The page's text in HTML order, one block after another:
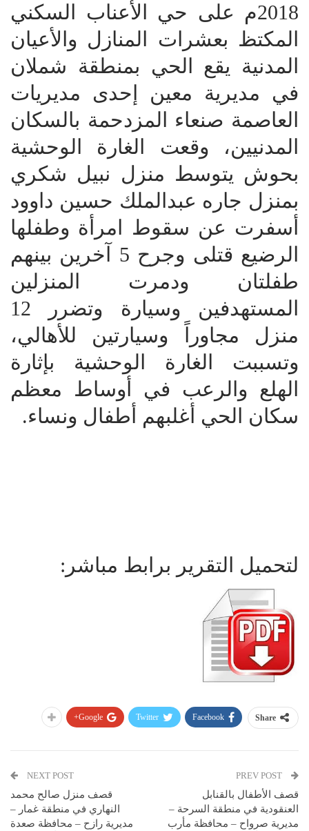
2018م على حي الأعناب السكني
المكتظ بعشرات المنازل والأعيان
المدنية يقع الحي بمنطقة شملان
في مديرية معين إحدى مديريات
العاصمة صنعاء المزدحمة بالسكان
المدنيين، وقعت الغارة الوحشية
بحوش يتوسط منزل نبيل شكري
بمنزل جاره عبدالملك حسين داوود
أسفرت عن سقوط امرأة وطفلها
الرضيع قتلى وجرح 5 آخرين بينهم
طفلتان ودمرت المنزلين
المستهدفين وسيارة وتضرر 12
منزل مجاوراً وسيارتين للأهالي،
وتسببت الغارة الوحشية بإثارة
الهلع والرعب في أوساط معظم
سكان الحي أغلبهم أطفال ونساء.
لتحميل التقرير برابط مباشر:
Share
Facebook
Twitter
Google+
قصف الأطفال بالقنابل
العنقودية في منطقة السرحة –
مديرية صرواح – محافظة مأرب
NEXT POST
قصف منزل صالح محمد
النهاري في منطقة غمار –
مديرية رازح – محافظة صعدة